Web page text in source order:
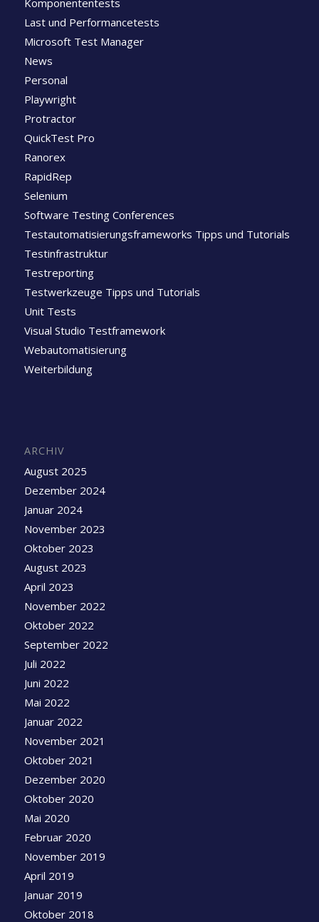
Komponententests
Last und Performancetests
Microsoft Test Manager
News
Personal
Playwright
Protractor
QuickTest Pro
Ranorex
RapidRep
Selenium
Software Testing Conferences
Testautomatisierungsframeworks Tipps und Tutorials
Testinfrastruktur
Testreporting
Testwerkzeuge Tipps und Tutorials
Unit Tests
Visual Studio Testframework
Webautomatisierung
Weiterbildung
ARCHIV
August 2025
Dezember 2024
Januar 2024
November 2023
Oktober 2023
August 2023
April 2023
November 2022
Oktober 2022
September 2022
Juli 2022
Juni 2022
Mai 2022
Januar 2022
November 2021
Oktober 2021
Dezember 2020
Oktober 2020
Mai 2020
Februar 2020
November 2019
April 2019
Januar 2019
Oktober 2018